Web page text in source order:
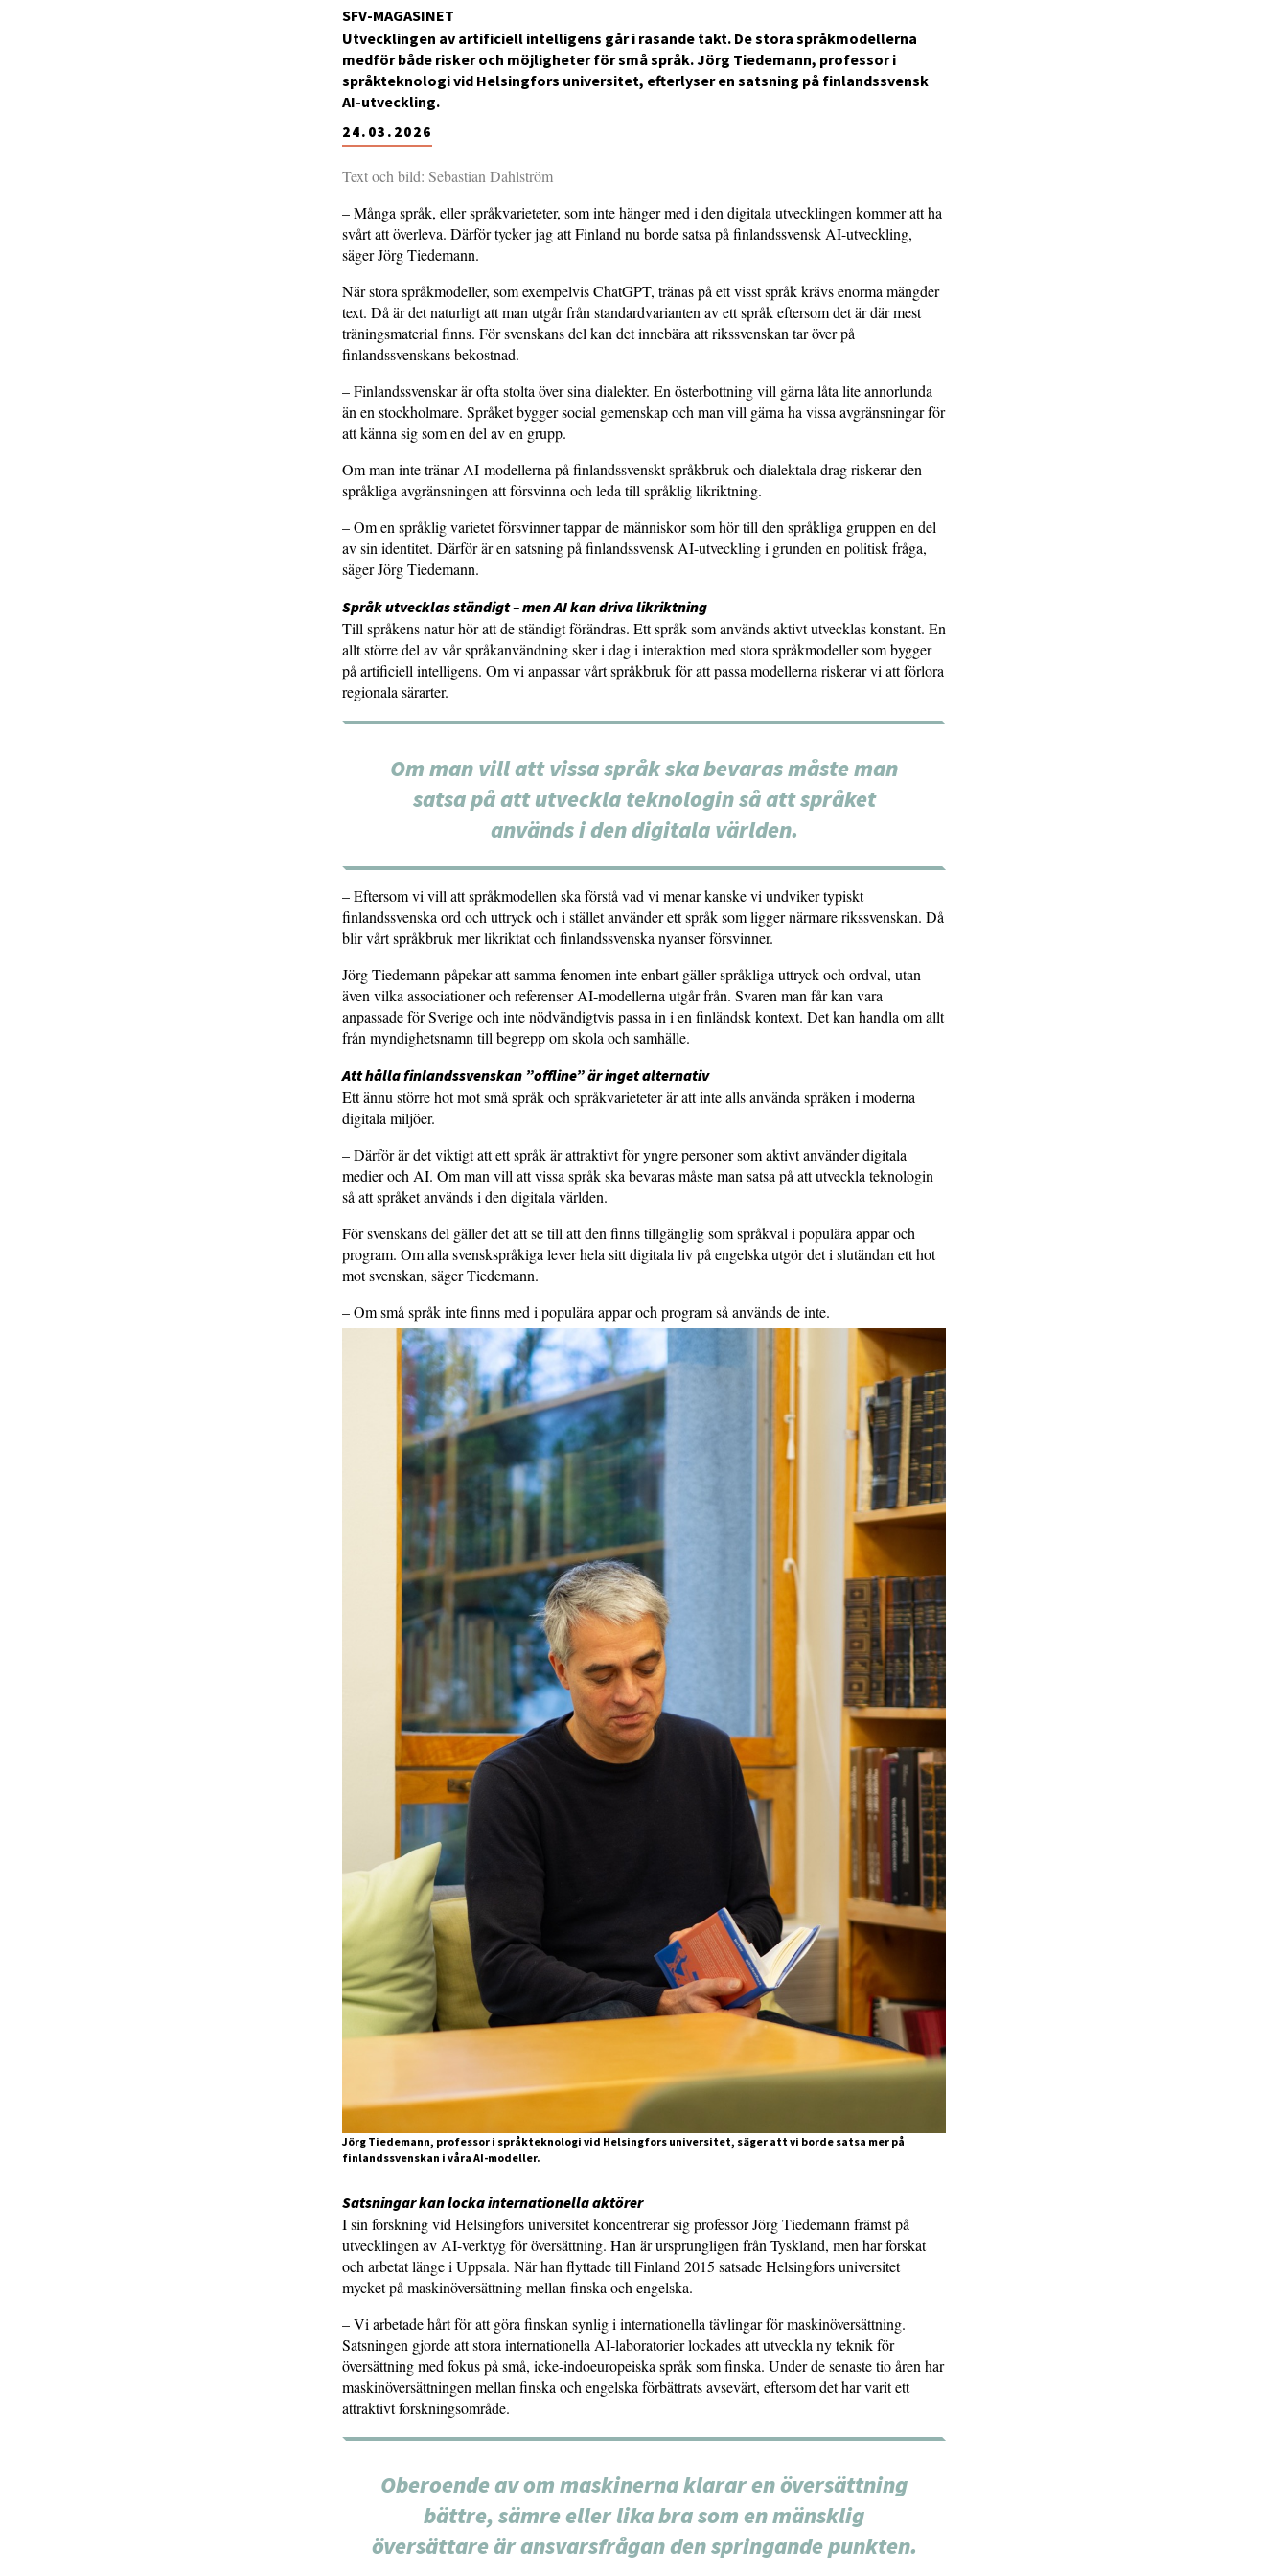
SFV-MAGASINET
24.03.2026
Utvecklingen av artificiell intelligens går i rasande takt. De stora språkmodellerna
medför både risker och möjligheter för små språk. Jörg Tiedemann, professor i
språkteknologi vid Helsingfors universitet, efterlyser en satsning på finlandssvensk
AI-utveckling.
Text och bild: Sebastian Dahlström
– Många språk, eller språkvarieteter, som inte hänger med i den digitala utvecklingen kommer att ha
svårt att överleva. Därför tycker jag att Finland nu borde satsa på finlandssvensk AI-utveckling,
säger Jörg Tiedemann.
När stora språkmodeller, som exempelvis ChatGPT, tränas på ett visst språk krävs enorma mängder
text. Då är det naturligt att man utgår från standardvarianten av ett språk eftersom det är där mest
träningsmaterial finns. För svenskans del kan det innebära att rikssvenskan tar över på
finlandssvenskans bekostnad.
– Finlandssvenskar är ofta stolta över sina dialekter. En österbottning vill gärna låta lite annorlunda
än en stockholmare. Språket bygger social gemenskap och man vill gärna ha vissa avgränsningar för
att känna sig som en del av en grupp.
Om man inte tränar AI-modellerna på finlandssvenskt språkbruk och dialektala drag riskerar den
språkliga avgränsningen att försvinna och leda till språklig likriktning.
– Om en språklig varietet försvinner tappar de människor som hör till den språkliga gruppen en del
av sin identitet. Därför är en satsning på finlandssvensk AI-utveckling i grunden en politisk fråga,
säger Jörg Tiedemann.
Språk utvecklas ständigt – men AI kan driva likriktning
Till språkens natur hör att de ständigt förändras. Ett språk som används aktivt utvecklas konstant. En
allt större del av vår språkanvändning sker i dag i interaktion med stora språkmodeller som bygger
på artificiell intelligens. Om vi anpassar vårt språkbruk för att passa modellerna riskerar vi att förlora
regionala särarter.
Om man vill att vissa språk ska bevaras måste man
satsa på att utveckla teknologin så att språket
används i den digitala världen.
– Eftersom vi vill att språkmodellen ska förstå vad vi menar kanske vi undviker typiskt
finlandssvenska ord och uttryck och i stället använder ett språk som ligger närmare rikssvenskan. Då
blir vårt språkbruk mer likriktat och finlandssvenska nyanser försvinner.
Jörg Tiedemann påpekar att samma fenomen inte enbart gäller språkliga uttryck och ordval, utan
även vilka associationer och referenser AI-modellerna utgår från. Svaren man får kan vara
anpassade för Sverige och inte nödvändigtvis passa in i en finländsk kontext. Det kan handla om allt
från myndighetsnamn till begrepp om skola och samhälle.
Att hålla finlandssvenskan ”offline” är inget alternativ
Ett ännu större hot mot små språk och språkvarieteter är att inte alls använda språken i moderna
digitala miljöer.
– Därför är det viktigt att ett språk är attraktivt för yngre personer som aktivt använder digitala
medier och AI. Om man vill att vissa språk ska bevaras måste man satsa på att utveckla teknologin
så att språket används i den digitala världen.
För svenskans del gäller det att se till att den finns tillgänglig som språkval i populära appar och
program. Om alla svenskspråkiga lever hela sitt digitala liv på engelska utgör det i slutändan ett hot
mot svenskan, säger Tiedemann.
– Om små språk inte finns med i populära appar och program så används de inte.
Jörg Tiedemann, professor i språkteknologi vid Helsingfors universitet, säger att vi borde satsa mer på
finlandssvenskan i våra AI-modeller.
Satsningar kan locka internationella aktörer
I sin forskning vid Helsingfors universitet koncentrerar sig professor Jörg Tiedemann främst på
utvecklingen av AI-verktyg för översättning. Han är ursprungligen från Tyskland, men har forskat
och arbetat länge i Uppsala. När han flyttade till Finland 2015 satsade Helsingfors universitet
mycket på maskinöversättning mellan finska och engelska.
– Vi arbetade hårt för att göra finskan synlig i internationella tävlingar för maskinöversättning.
Satsningen gjorde att stora internationella AI-laboratorier lockades att utveckla ny teknik för
översättning med fokus på små, icke-indoeuropeiska språk som finska. Under de senaste tio åren har
maskinöversättningen mellan finska och engelska förbättrats avsevärt, eftersom det har varit ett
attraktivt forskningsområde.
Oberoende av om maskinerna klarar en översättning
bättre, sämre eller lika bra som en mänsklig
översättare är ansvarsfrågan den springande punkten.